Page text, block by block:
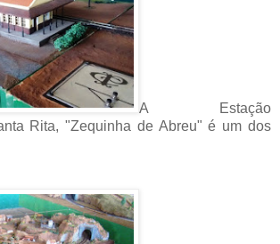
A Estação
Rita, "Zequinha de Abreu" é um dos